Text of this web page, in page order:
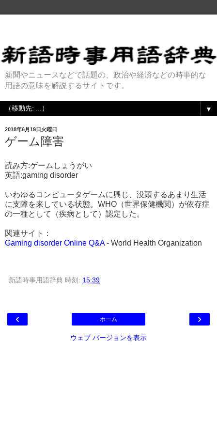
新聞やニュースなどで話題の、政治や経済などの時事的な
用語の意味を解説するサイトです。
▼
2018年6月19日火曜日
ゲーム障害
読み方:ゲームしょうがい
英語:gaming disorder
いわゆるコンピュータゲームに興じ、没頭するあまり生活
に支障を来している状態。WHO（世界保健機関）が依存症
の一種として（疾病として）認定した。
関連サイト：
Gaming disorder Online Q&A- World Health Organization
新語時事用語辞典 時刻: 15:39
‹ ›
ホーム
ウェブ バージョンを表示